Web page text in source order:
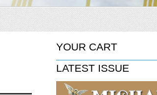
YOUR CART
LATEST ISSUE